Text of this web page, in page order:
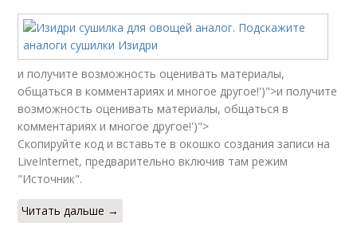
и получите возможность оценивать материалы,
общаться в комментариях и многое другое!')">и получите
возможность оценивать материалы, общаться в
комментариях и многое другое!')">
Скопируйте код и вставьте в окошко создания записи на
LiveInternet, предварительно включив там режим
"Источник".
Читать дальше →